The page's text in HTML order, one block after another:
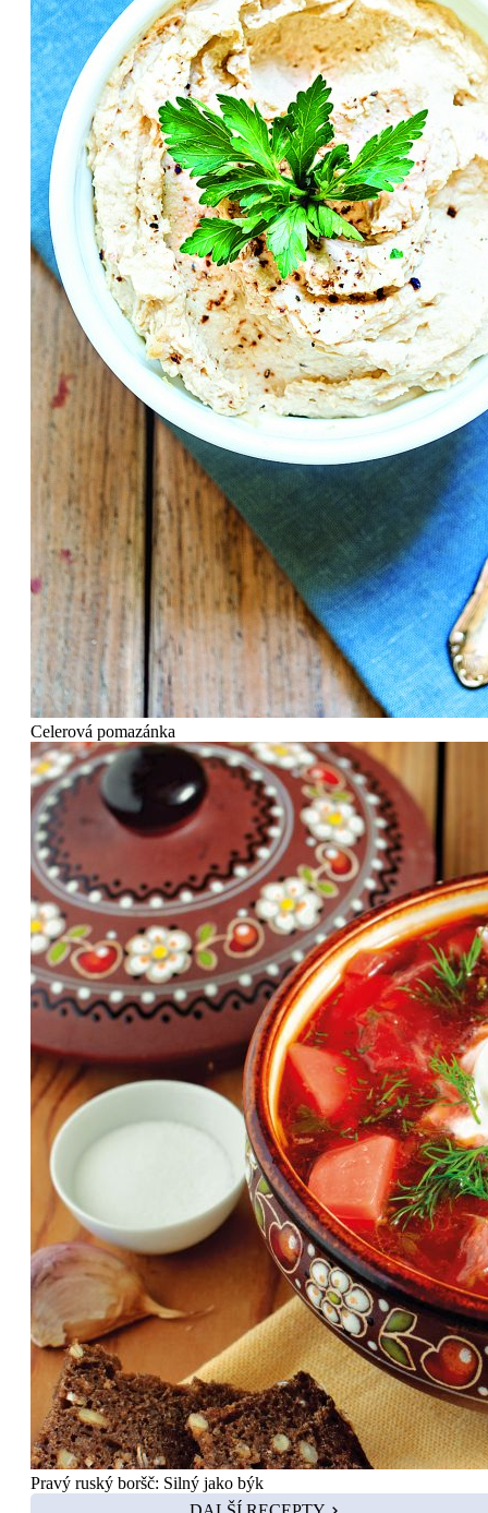
Celerová pomazánka
Pravý ruský boršč: Silný jako býk